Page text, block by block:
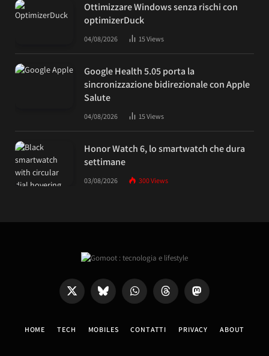
Ottimizzare Windows senza rischi con
optimizerDuck
04/08/2026 15Views
Google Health 5.05 porta la
sincronizzazione bidirezionale con Apple
Salute
04/08/2026 15Views
Honor Watch 6, lo smartwatch che dura
settimane
03/08/2026 300Views
X
Bluesky WhatsAppThreads Mastodon
HOME TECH MOBILES CONTATTI PRIVACY ABOUT